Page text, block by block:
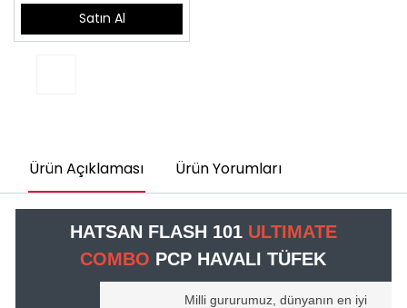
Satın Al
Ürün Açıklaması Ürün Yorumları
HATSAN FLASH 101 ULTIMATE
COMBO PCP HAVALI TÜFEK
Milli gururumuz, dünyanın en iyi